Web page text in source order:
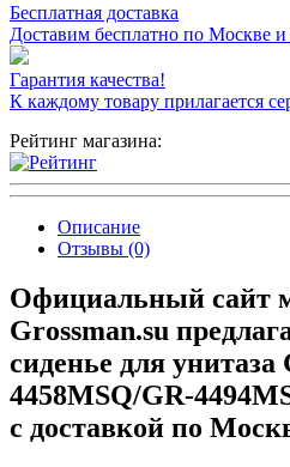
Бесплатная доставка
Доставим бесплатно по Москве
Гарантия качества!
К каждому товару прилагается
Рейтинг магазина:
Описание
Отзывы (0)
Официальный сайт
Grossman.su
сиденье для унитаза
4458MSQ/GR-
с доставкой по